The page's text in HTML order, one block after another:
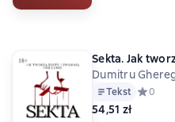
Sekta. Jak
Dumitru
Tekst 0
54,51 zł